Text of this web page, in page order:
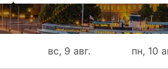
вс, 9 авг. пн, 10